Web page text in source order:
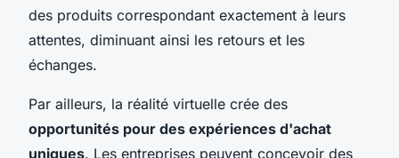
des produits correspondant exactement à leurs
attentes, diminuant ainsi les retours et les
échanges.
Par ailleurs, la réalité virtuelle crée des
opportunités pour des expériences d'achat
uniques. Les entreprises peuvent concevoir des